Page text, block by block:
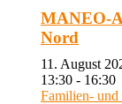
MANEO-
Nord
11. August
13:30 - 16:30
Familien- und